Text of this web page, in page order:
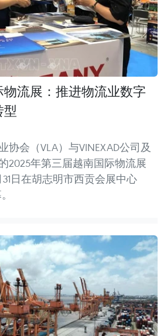
流展：推进物流业数字
协会（VLA）与VINEXAD公司及
2025年第三届越南国际物流展
31日在胡志明市西贡会展中心